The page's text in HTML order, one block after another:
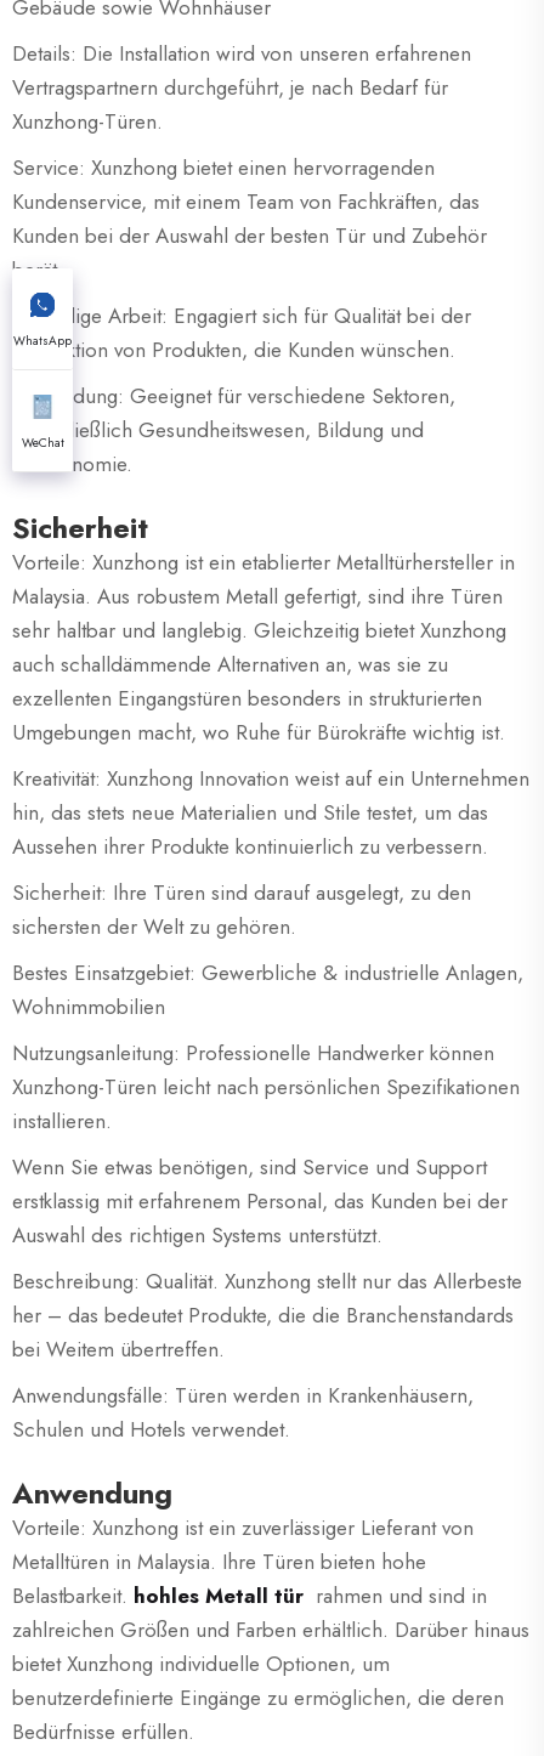
Gebäude sowie Wohnhäuser
Details: Die Installation wird von unseren erfahrenen
Vertragspartnern durchgeführt, je nach Bedarf für
Xunzhong-Türen.
Service: Xunzhong bietet einen hervorragenden
Kundenservice, mit einem Team von Fachkräften, das
Kunden bei der Auswahl der besten Tür und Zubehör
berät.
Freiwillige Arbeit: Engagiert sich für Qualität bei der
Produktion von Produkten, die Kunden wünschen.
Anwendung: Geeignet für verschiedene Sektoren,
einschließlich Gesundheitswesen, Bildung und
Gastronomie.
Sicherheit
Vorteile: Xunzhong ist ein etablierter Metalltürhersteller in
Malaysia. Aus robustem Metall gefertigt, sind ihre Türen
sehr haltbar und langlebig. Gleichzeitig bietet Xunzhong
auch schalldämmende Alternativen an, was sie zu
exzellenten Eingangstüren besonders in strukturierten
Umgebungen macht, wo Ruhe für Bürokräfte wichtig ist.
Kreativität: Xunzhong Innovation weist auf ein Unternehmen
hin, das stets neue Materialien und Stile testet, um das
Aussehen ihrer Produkte kontinuierlich zu verbessern.
Sicherheit: Ihre Türen sind darauf ausgelegt, zu den
sichersten der Welt zu gehören.
Bestes Einsatzgebiet: Gewerbliche & industrielle Anlagen,
Wohnimmobilien
Nutzungsanleitung: Professionelle Handwerker können
Xunzhong-Türen leicht nach persönlichen Spezifikationen
installieren.
Wenn Sie etwas benötigen, sind Service und Support
erstklassig mit erfahrenem Personal, das Kunden bei der
Auswahl des richtigen Systems unterstützt.
Beschreibung: Qualität. Xunzhong stellt nur das Allerbeste
her – das bedeutet Produkte, die die Branchenstandards
bei Weitem übertreffen.
Anwendungsfälle: Türen werden in Krankenhäusern,
Schulen und Hotels verwendet.
Anwendung
Vorteile: Xunzhong ist ein zuverlässiger Lieferant von
Metalltüren in Malaysia. Ihre Türen bieten hohe
Belastbarkeit. hohles Metall tür rahmen und sind in
zahlreichen Größen und Farben erhältlich. Darüber hinaus
bietet Xunzhong individuelle Optionen, um
benutzerdefinierte Eingänge zu ermöglichen, die deren
Bedürfnisse erfüllen.
WhatsApp
WeChat